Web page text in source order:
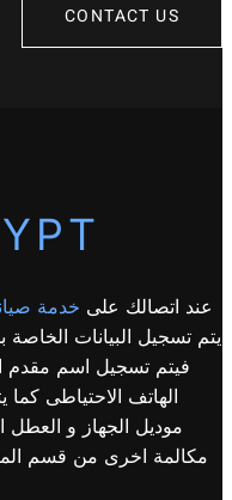
CONTACT US
عند اتصالك على خدمة
يتم تسجيل البيانات
فيتم تسجيل اسم مقدم
الهاتف الاحتياطى كما
موديل الجهاز و العطل
مكالمة اخرى من قسم